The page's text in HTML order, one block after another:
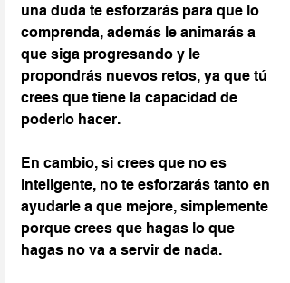
una duda te esforzarás para que lo
comprenda, además le animarás a
que siga progresando y le
propondrás nuevos retos, ya que tú
crees que tiene la capacidad de
poderlo hacer.
En cambio, si crees que no es
inteligente, no te esforzarás tanto en
ayudarle a que mejore, simplemente
porque crees que hagas lo que
hagas no va a servir de nada.